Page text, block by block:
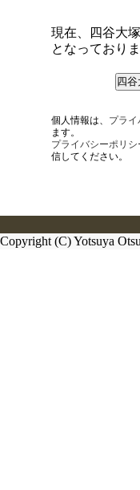
現在、四谷大
となっておりま
四
個人情報は、 プラ
ます。
プライバシーポリシ
信してください。
Copyright (C) Yotsuya